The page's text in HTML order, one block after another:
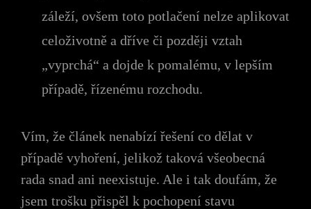
záleží, ovšem toto potlačení nelze aplikovat
celoživotně a dříve či později vztah
„vyprchá“ a dojde k pomalému, v lepším
případě, řízenému rozchodu.
Vím, že článek nenabízí řešení co dělat v
případě vyhoření, jelikož taková všeobecná
rada snad ani neexistuje. Ale i tak doufám, že
jsem trošku přispěl k pochopení stavu